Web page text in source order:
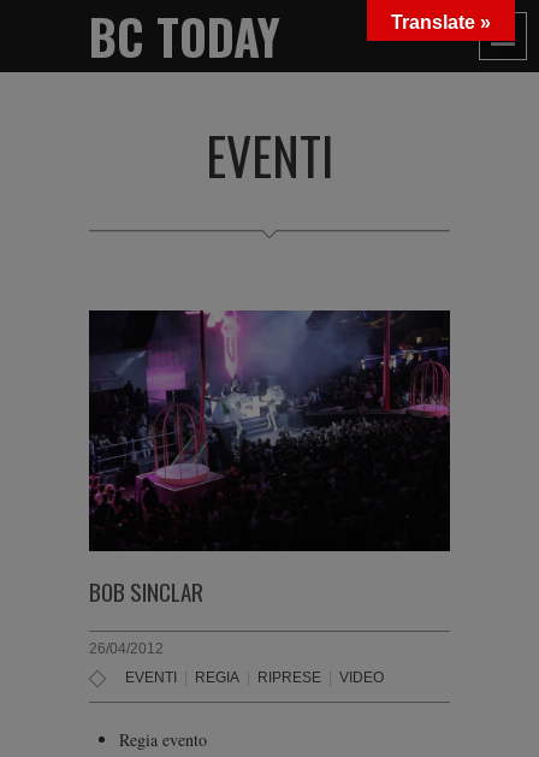
BC TODAY
EVENTI
BOB SINCLAR
26/04/2012
EVENTI
REGIA RIPRESE VIDEO
Regia evento
Translate »